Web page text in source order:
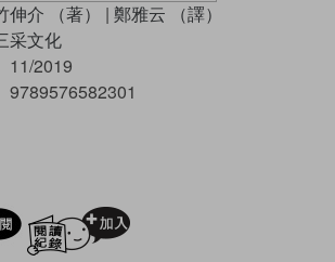
伸介 （著） | 鄭雅云 （譯）
采文化
11/2019
9789576582301
試閲